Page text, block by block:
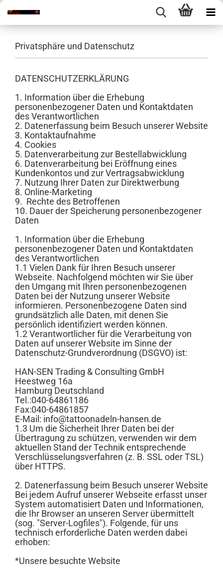
Privatsphäre und Datenschutz
DATENSCHUTZERKLÄRUNG
1. Information über die Erhebung
personenbezogener Daten und Kontaktdaten
des Verantwortlichen
2. Datenerfassung beim Besuch unserer Website
3. Kontaktaufnahme
4. Cookies
5. Datenverarbeitung zur Bestellabwicklung
6. Datenverarbeitung bei Eröffnung eines
Kundenkontos und zur Vertragsabwicklung
7. Nutzung Ihrer Daten zur Direktwerbung
8. Online-Marketing
9. Rechte des Betroffenen
10. Dauer der Speicherung personenbezogener
Daten
1. Information über die Erhebung
personenbezogener Daten und Kontaktdaten
des Verantwortlichen
1.1 Vielen Dank für Ihren Besuch unserer
Webseite. Nachfolgend möchten wir Sie über
den Umgang mit Ihren personenbezogenen
Daten bei der Nutzung unserer Website
informieren. Personenbezogene Daten sind
grundsätzlich alle Daten, mit denen Sie
persönlich identifiziert werden können.
1.2 Verantwortlicher für die Verarbeitung von
Daten auf unserer Website im Sinne der
Datenschutz-Grundverordnung (DSGVO) ist:
HAN-SEN Trading & Consulting GmbH
Heestweg 16a
Hamburg Deutschland
Tel.:040-64861186
Fax:040-64861857
E-Mail: info@tattoonadeln-hansen.de
1.3 Um die Sicherheit Ihrer Daten bei der
Übertragung zu schützen, verwenden wir dem
aktuellen Stand der Technik entsprechende
Verschlüsselungsverfahren (z. B. SSL oder TSL)
über HTTPS.
2. Datenerfassung beim Besuch unserer Website
Bei jedem Aufruf unserer Webseite erfasst unser
System automatisiert Daten und Informationen,
die Ihr Browser an unseren Server übermittelt
(sog. "Server-Logfiles"). Folgende, für uns
technisch erforderliche Daten werden dabei
erhoben:
*Unsere besuchte Website